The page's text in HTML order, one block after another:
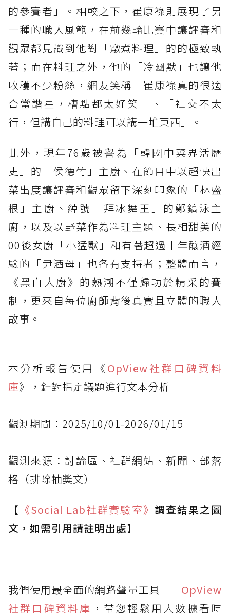
的參賽者」。相較之下，崔康祿則展現了另
一種的職人風範，在前幾輪比賽中讓評審和
觀眾都見識到他對「燉煮料理」的的極致執
著；而在料理之外，他的「冷幽默」也讓他
收穫不少粉絲，網友笑稱「崔康祿真的很適
合當諧星，槽點都太好笑」、「社交不太
行，但講自己的料理可以講一堆東西」。
此外，現年76歲被譽為「韓國中菜界活歷
史」的「侯德竹」主廚、在節目中以超快出
菜出度讓評審和觀眾留下深刻印象的「林盛
根」主廚、綽號「拜冰舞王」的鄭鎬泳主
廚，以及以野菜作為料理主題、長相甜美的
00後女廚「小猛獸」和有著超過十年釀酒經
驗的「尹酒母」也各有支持者；整體而言，
《黑白大廚》的熱潮不僅歸功於精采的賽
制，更來自每位廚師背後真實且立體的職人
故事。
本分析報告使用《 OpView社群口碑資料
庫》，針對指定議題進行文本分析
觀測期間：2025/10/01-2026/01/15
觀測來源：討論區、社群網站、新聞、部落
格（排除抽獎文）
【 《Social Lab社群實驗室》 調查結果之圖
文，如需引用請註明出處】
我們使用最全面的網路聲量工具——OpView
社群口碑資料庫 ，帶您輕鬆用大數據看時